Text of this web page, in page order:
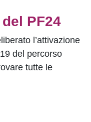
PF24
l’attivazione
del percorso
tutte le